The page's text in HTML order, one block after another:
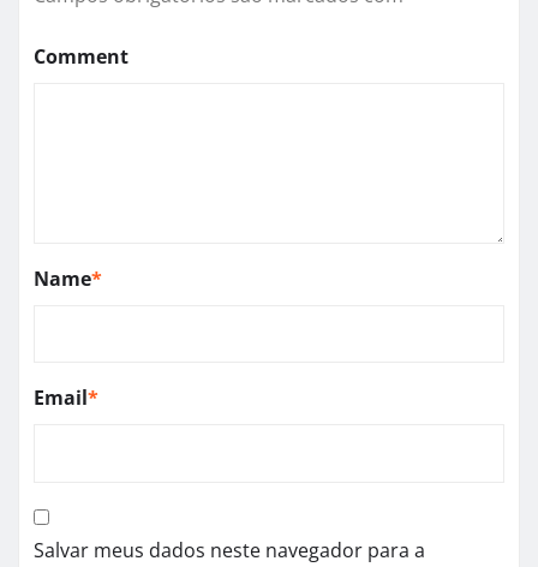
Comment
Name*
Email*
Salvar meus dados neste navegador para a